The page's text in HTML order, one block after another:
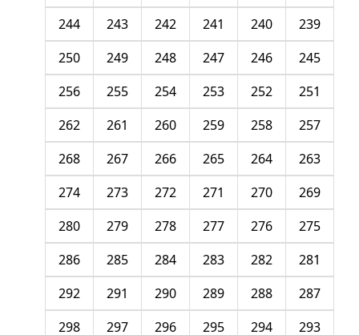
239
240
241
242
243
244
245
246
247
248
249
250
251
252
253
254
255
256
257
258
259
260
261
262
263
264
265
266
267
268
269
270
271
272
273
274
275
276
277
278
279
280
281
282
283
284
285
286
287
288
289
290
291
292
293
294
295
296
297
298